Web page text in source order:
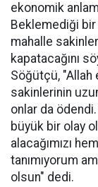
ekonomik
Beklemediği
mahalle
kapatacağını
Söğütçü, "Allah
sakinlerinin
onlar da
büyük bir olay
alacağımızı
tanımıyorum
olsun" dedi.